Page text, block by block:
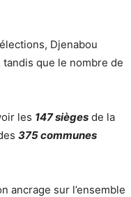
Djenabou
tandis que le nombre de
les 147 sièges de la
375 communes
ancrage sur l’ensemble